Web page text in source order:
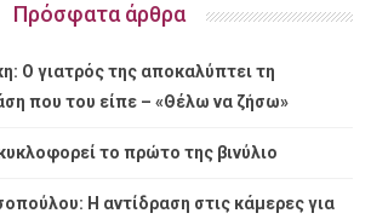
Πρόσφατα άρθρα
Ο γιατρός της αποκαλύπτει τη
που του είπε – «Θέλω να ζήσω»
το πρώτο της βινύλιο
Η αντίδραση στις κάμερες για